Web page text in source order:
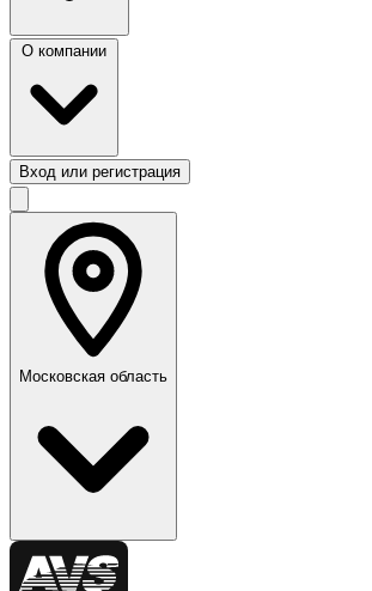
Вход или регистрация
Московская область